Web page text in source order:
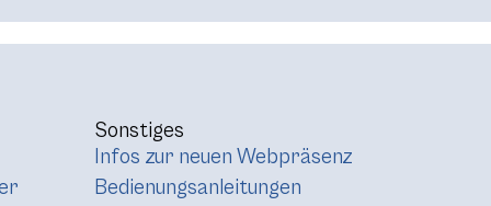
Sonstiges
Infos zur neuen Webpräsenz
Bedienungsanleitungen